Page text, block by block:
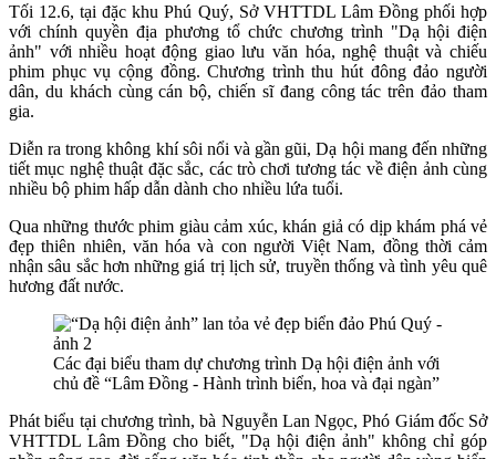
Tối 12.6, tại đặc khu Phú Quý, Sở VHTTDL Lâm Đồng phối hợp
với chính quyền địa phương tổ chức chương trình "Dạ hội điện
ảnh" với nhiều hoạt động giao lưu văn hóa, nghệ thuật và chiếu
phim phục vụ cộng đồng. Chương trình thu hút đông đảo người
dân, du khách cùng cán bộ, chiến sĩ đang công tác trên đảo tham
gia.
Diễn ra trong không khí sôi nổi và gần gũi, Dạ hội mang đến những
tiết mục nghệ thuật đặc sắc, các trò chơi tương tác về điện ảnh cùng
nhiều bộ phim hấp dẫn dành cho nhiều lứa tuổi.
Qua những thước phim giàu cảm xúc, khán giả có dịp khám phá vẻ
đẹp thiên nhiên, văn hóa và con người Việt Nam, đồng thời cảm
nhận sâu sắc hơn những giá trị lịch sử, truyền thống và tình yêu quê
hương đất nước.
Các đại biểu tham dự chương trình Dạ hội điện ảnh với
chủ đề “Lâm Đồng - Hành trình biển, hoa và đại ngàn”
Phát biểu tại chương trình, bà Nguyễn Lan Ngọc, Phó Giám đốc Sở
VHTTDL Lâm Đồng cho biết, "Dạ hội điện ảnh" không chỉ góp